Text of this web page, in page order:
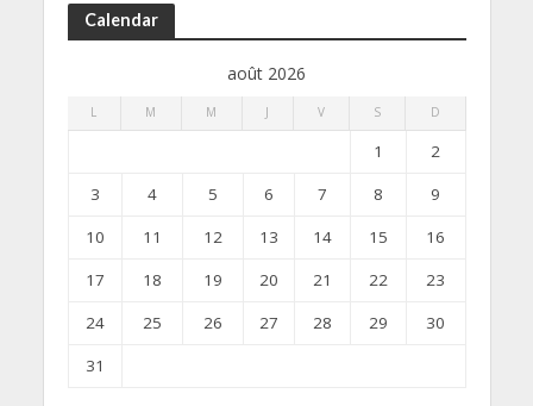
Calendar
août 2026
L M M J V S D
1
2
3
4 5 6 7 8
9
10
11 12 13 14 15
16
17
18 19 20 21 22
23
24
25 26 27 28 29
30
31